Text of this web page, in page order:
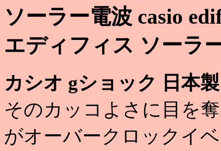
ソーラー電波 casio
エディフィス ソーラ
カシオ gショック 日本製
そのカッコよさに目を
がオーバークロックイ